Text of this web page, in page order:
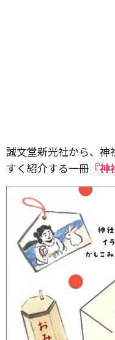
誠文堂新光社から、神
すく紹介する一冊 『